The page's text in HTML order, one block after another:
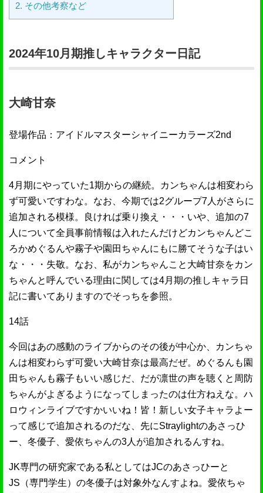
2. その他考察など
2024年10月期推しキャラクター日記
大崎甘奈
登場作品：アイドルマスターシャイニーカラーズ2nd
コメント
4月期にやっていた1期からの継続。カンちゃんは相変わら
ず可愛いですわな。なお、今期では2グループ7人がさらに
追加される模様。良ければ乗り換え・・・いや、追加の7
人について全員事前情報は入れたんだけどカンちゃんどこ
ろかめぐるんや霧子や園田ちゃんにもに勝てそうな子はい
な・・・失敬。なお、私がカンちゃんこと大崎甘奈をカン
ちゃんと呼んでいる理由に関しては4月期の推しキャラ日
記に書いてありますのでそっちを参照。
14話
今回はあの感動のライブからのその後が中心か、カンちゃ
んは相変わらず可愛い大崎甘奈は最高だぜ。めぐるんも園
田ちゃんも霧子もいい感じだ、だが凛世の声を聴くと周防
ちゃんがよぎるようになってしまったのは仕方ねえな。ハ
ロウィンライブですかいいね！皆！新しい女子キャラよー
って感じで追加されるのだな、先にStraylightのあさっひ
ー、冬優子、愛依ちゃんの3人が追加されるんすね。
JK専門の研究家である私としてはJCのあさっひーと
JS（専門学生）の冬優子は対象外なんすよね。愛依ちゃ